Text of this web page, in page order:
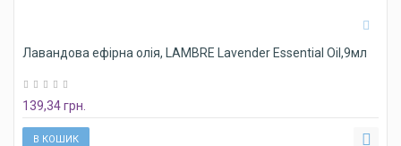
Лавандова ефірна олія, LAMBRE Lavender Essential Oil,9мл
139,34 грн.
В КОШИК